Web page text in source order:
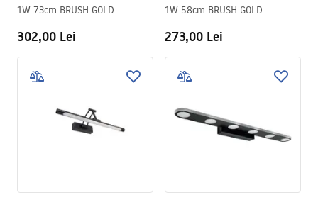
1W 73cm BRUSH GOLD
302,00 Lei
1W 58cm BRUSH GOLD
273,00 Lei